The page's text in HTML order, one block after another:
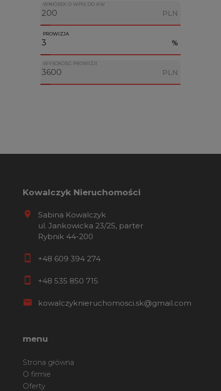
WNIOSEK O WPIS DO KW
PLN
PROWIZJA
%
WYSOKOŚĆ PROWIZJI
PLN
Kowalczyk Nieruchomości
Sabina Kowalczyk
ul. Jankowicka 23/25, parter
Rybnik 44-200
+48 609 394 274
+48 535 850 715
kowalczyknieruchomosci.sk@gmail.com
menu
Strona główna
O firmie
Oferty